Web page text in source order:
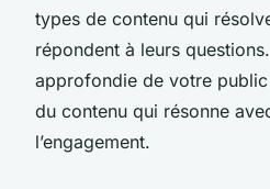
types de contenu qui
répondent à leurs
approfondie de votre
du contenu qui résonne
l’engagement.